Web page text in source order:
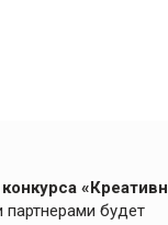
конкурса
партнерами будет